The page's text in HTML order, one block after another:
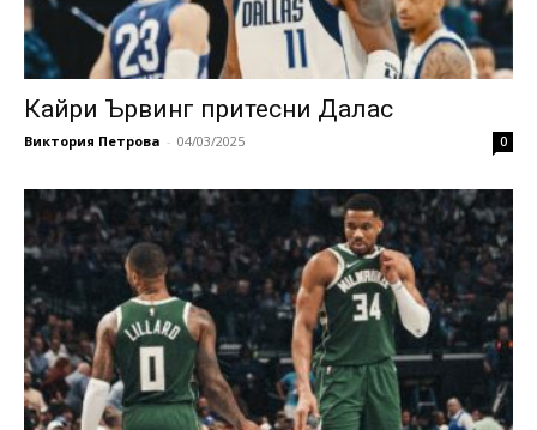
Кайри Ървинг притесни Далас
Виктория Петрова - 04/03/2025 0